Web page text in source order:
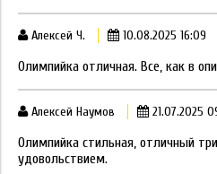
Алексей Ч. 10.08.2025 16:09
Олимпийка отличная. Все, как в
Алексей Наумов 21.07.2025
Олимпийка стильная, отличный
удовольствием.